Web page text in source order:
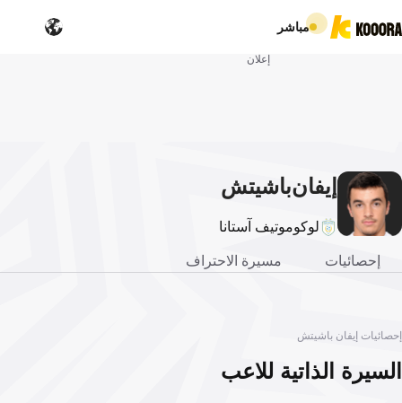
مباشر
إعلان
إيفانباشيتش
لوكوموتيف آستانا
إحصائيات مسيرة الاحتراف
إحصائيات إيفان باشيتش
السيرة الذاتية للاعب